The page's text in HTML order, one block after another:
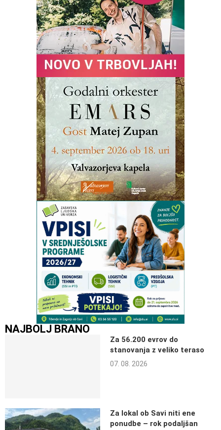
NAJBOLJ BRANO
Za 56.200 evrov do
stanovanja z veliko teraso
07. 08. 2026
Za lokal ob Savi niti ene
ponudbe – rok podaljšan